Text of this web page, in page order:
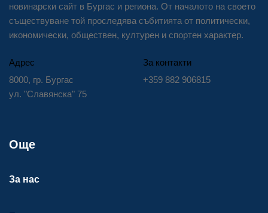
новинарски сайт в Бургас и региона. От началото на своето
съществуване той проследява събитията от политически,
икономически, обществен, културен и спортен характер.
Адрес
8000, гр. Бургас
ул. "Славянска" 75
За контакти
+359 882 906815
Още
За нас